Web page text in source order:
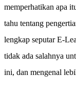
memperhatikan apa
tahu tentang
lengkap seputar E-
tidak ada salahnya
ini, dan mengenal